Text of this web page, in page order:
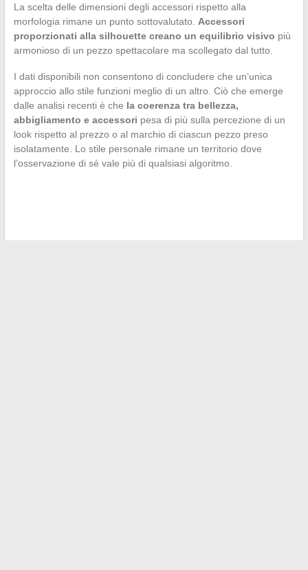
La scelta delle dimensioni degli accessori rispetto alla
morfologia rimane un punto sottovalutato. Accessori
proporzionati alla silhouette creano un equilibrio visivo più
armonioso di un pezzo spettacolare ma scollegato dal tutto.
I dati disponibili non consentono di concludere che un’unica
approccio allo stile funzioni meglio di un altro. Ciò che emerge
dalle analisi recenti è che la coerenza tra bellezza,
abbigliamento e accessori pesa di più sulla percezione di un
look rispetto al prezzo o al marchio di ciascun pezzo preso
isolatamente. Lo stile personale rimane un territorio dove
l’osservazione di sé vale più di qualsiasi algoritmo.